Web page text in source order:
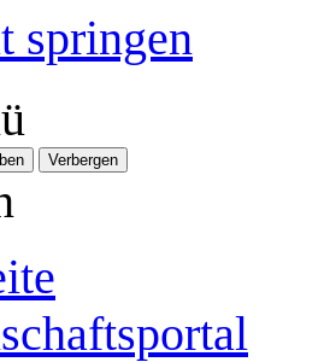
springen
Verbergen